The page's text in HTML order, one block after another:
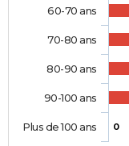
0
60-70 ans
70-80 ans
80-90 ans
90-100 ans
Plus de 100 ans